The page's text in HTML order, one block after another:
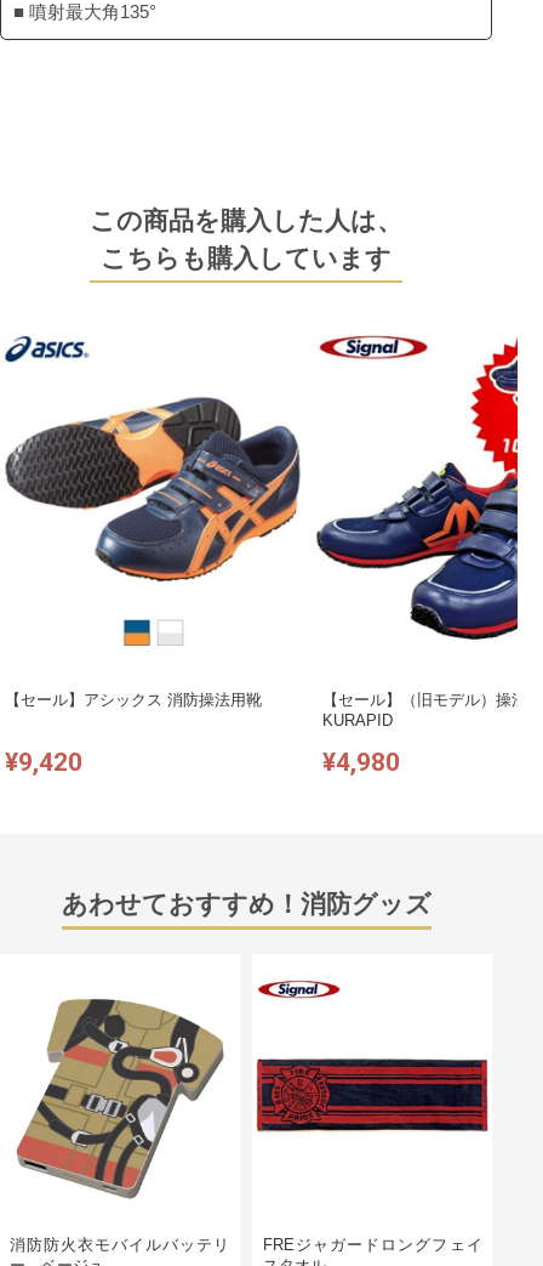
■ 噴射最大角135°
この商品を購入した人は、
こちらも購入しています
【セール】アシックス 消防操法用靴
¥9,420
【セール】（旧モデル）操法
KURAPID
¥4,980
あわせておすすめ！消防グッズ
消防防火衣モバイルバッテリ
FREジャガードロングフェイ